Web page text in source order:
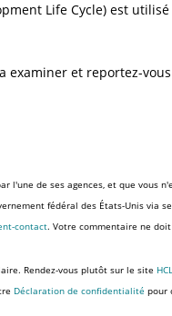
Life Cycle) est
examiner et reportez-
l'une de ses agences, et que vous
fédéral des États-Unis via
contact. Votre commentaire ne
Rendez-vous plutôt sur le site
Déclaration de confidentialité pour